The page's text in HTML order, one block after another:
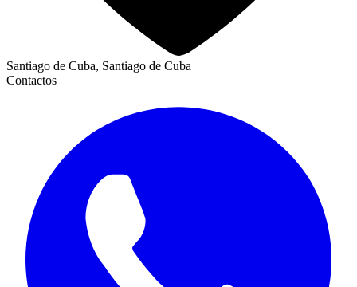
Santiago de Cuba, Santiago de Cuba
Contactos